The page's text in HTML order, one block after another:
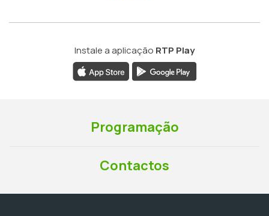
Instale a aplicação RTP Play
Programação
Contactos